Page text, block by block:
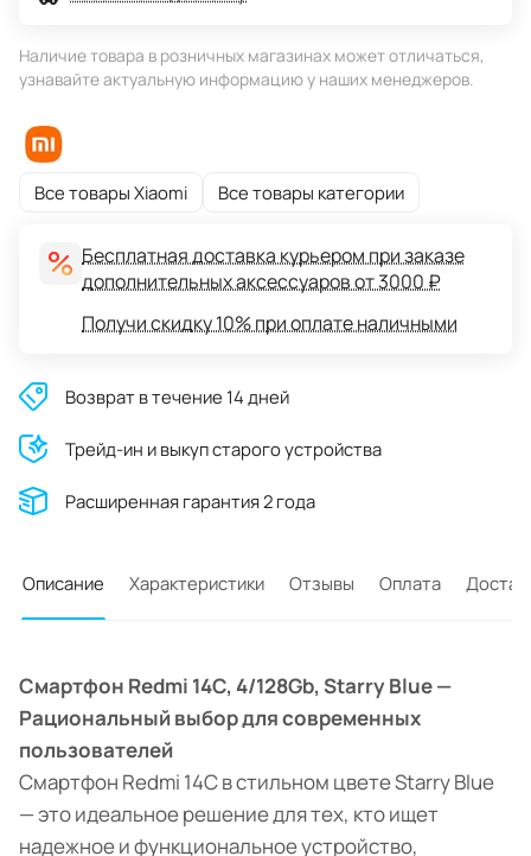
Наличие товара в розничных магазинах может отличаться,
узнавайте актуальную информацию у наших менеджеров.
Все товары Xiaomi Все товары категории
Бесплатная доставка курьером при заказе
дополнительных аксессуаров от 3000 ₽
Получи скидку 10% при оплате наличными
Возврат в течение 14 дней
Трейд-ин и выкуп старого устройства
Расширенная гарантия 2 года
Описание Характеристики Отзывы Оплата
Смартфон Redmi 14C, 4/128Gb, Starry Blue —
Рациональный выбор для современных
пользователей
Смартфон Redmi 14C в стильном цвете Starry Blue
— это идеальное решение для тех, кто ищет
надежное и функциональное устройство,